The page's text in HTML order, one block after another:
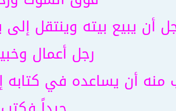
أن يبيع بيته وينتقل
رجل أعمال
أن يساعده في كتابه